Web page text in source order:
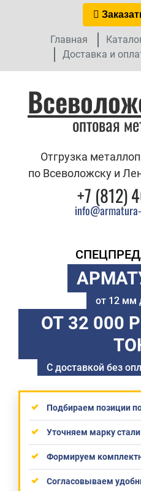
Главная
Доставка и
оптовая
Отгрузка
по Всеволожску и
+7 (812)
от 12 мм
ОТ 32 000
С доставкой без
Подбираем позиции
Уточняем марку
Формируем
Согласовываем